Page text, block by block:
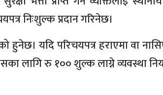
निःशुल्क प्रदान गरिनेछ।
हुनेछ। यदि परिचयपत्र हराएमा वा
लागि रु १०० शुल्क लाग्ने व्यवस्था